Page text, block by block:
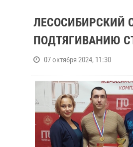
ЛЕСОСИБИРСКИЙ
ПОДТЯГИВАНИЮ
07 октября 2024, 11:30